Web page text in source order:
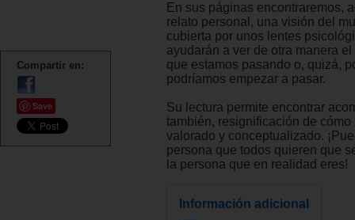
Compartir en:
Save
En sus páginas encontraremos,
relato personal, una visión del
cubierta por unos lentes
ayudarán a ver de otra manera
que estamos pasando o, quizá,
podríamos empezar a pasar.
Su lectura permite encontrar
también, resignificación de cómo
valorado y conceptualizado.
persona que todos quieren que
la persona que en realidad eres!
Información adicional